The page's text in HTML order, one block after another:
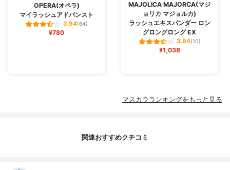
OPERA(オペラ)
マイラッシュアドバンスト
3.94(64)
¥780
MAJOLICA MAJORCA(マジ
ョリカ マジョルカ)
ラッシュエキスパンダー ロン
グロングロング EX
3.94(10)
¥1,038
マスカラランキングをもっと見る
関連おすすめクチコミ